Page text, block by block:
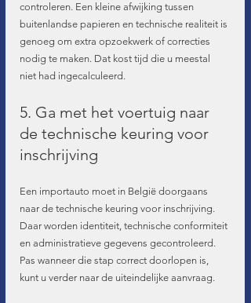
controleren. Een kleine afwijking tussen
buitenlandse papieren en technische realiteit is
genoeg om extra opzoekwerk of correcties
nodig te maken. Dat kost tijd die u meestal
niet had ingecalculeerd.
5. Ga met het voertuig naar
de technische keuring voor
inschrijving
Een importauto moet in België doorgaans
naar de technische keuring voor inschrijving.
Daar worden identiteit, technische conformiteit
en administratieve gegevens gecontroleerd.
Pas wanneer die stap correct doorlopen is,
kunt u verder naar de uiteindelijke aanvraag.